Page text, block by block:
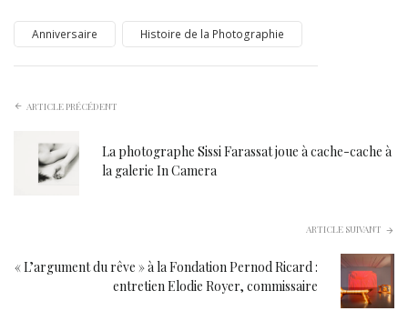
Anniversaire Histoire de la Photographie
ARTICLE PRÉCÉDENT
La photographe Sissi Farassat joue à cache-cache à
la galerie In Camera
ARTICLE SUIVANT
« L’argument du rêve » à la Fondation Pernod Ricard :
entretien Elodie Royer, commissaire